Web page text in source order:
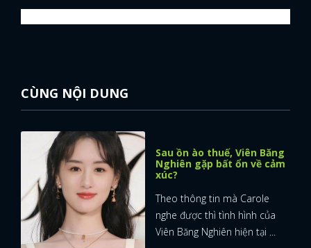
CÙNG NỘI DUNG
Sau ồn ào thuế, Viên Băng
Nghiên gặp bất ổn về cảm
xúc?
Theo thông tin mà Carole
nghe được thì tình hình của
Viên Băng Nghiên hiện tại ...